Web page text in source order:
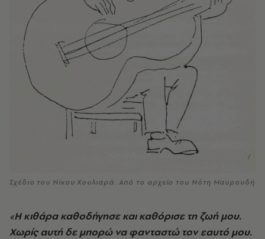
Σχέδιο του Νίκου Χουλιαρά. Από το αρχείο του Νότη Μαυρουδή
«Η κιθάρα καθοδήγησε και καθόρισε τη ζωή μου.
Χωρίς αυτή δε μπορώ να φανταστώ τον εαυτό μου.